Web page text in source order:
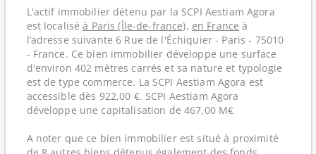
L'actif immobilier détenu par la SCPI Aestiam Agora
est localiséà Paris (Île-de-france), en France à
l’adresse suivante 6 Rue de l'Échiquier - Paris - 75010
- France. Ce bien immobilier développe une surface
d'environ 402 mètres carrés et sa nature et typologie
est de type commerce. La SCPI Aestiam Agora est
accessible dès 922,00 €. SCPI Aestiam Agora
développe une capitalisation de 467,00 M€
A noter que ce bien immobilier est situé à proximité